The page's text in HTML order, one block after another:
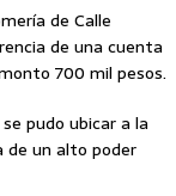
de Calle
de una cuenta
700 mil pesos.
pudo ubicar a la
de un alto poder